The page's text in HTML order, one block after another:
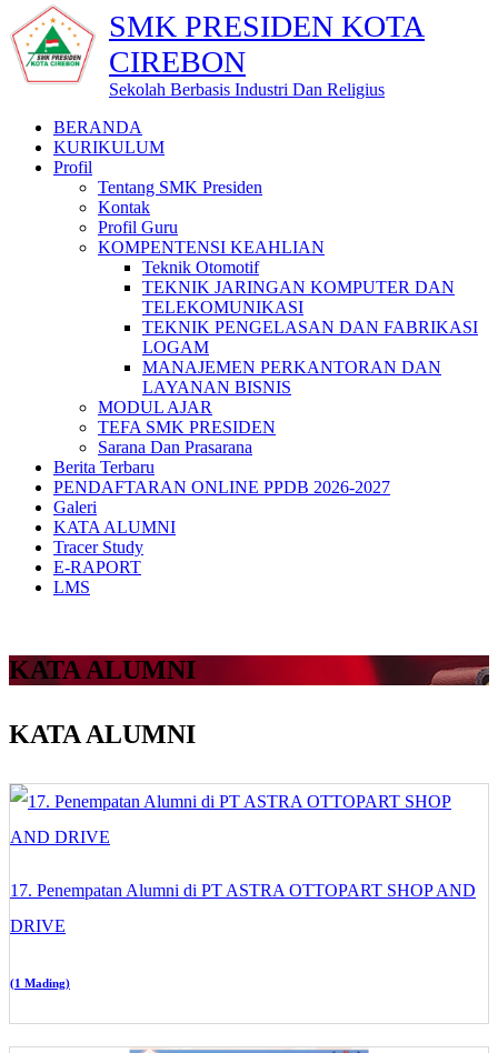
SMK PRESIDEN KOTA
CIREBON
Sekolah Berbasis Industri Dan Religius
BERANDA
KURIKULUM
Profil
Tentang SMK Presiden
Kontak
Profil Guru
KOMPENTENSI KEAHLIAN
Teknik Otomotif
TEKNIK JARINGAN KOMPUTER DAN
TELEKOMUNIKASI
TEKNIK PENGELASAN DAN FABRIKASI
LOGAM
MANAJEMEN PERKANTORAN DAN
LAYANAN BISNIS
MODUL AJAR
TEFA SMK PRESIDEN
Sarana Dan Prasarana
Berita Terbaru
PENDAFTARAN ONLINE PPDB 2026-2027
Galeri
KATA ALUMNI
Tracer Study
E-RAPORT
LMS
KATA ALUMNI
KATA ALUMNI
17. Penempatan Alumni di PT ASTRA OTTOPART SHOP AND
DRIVE
(1 Mading)